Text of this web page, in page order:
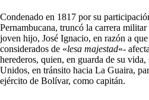
Condenado en 1817 por su
Pernambucana, truncó la carrera
joven hijo, José Ignacio, en razón a
considerados de «lesa majestad«-
herederos, quien, en guarda de su
Unidos, en tránsito hacia La Guaira,
ejército de Bolívar, como capitán.